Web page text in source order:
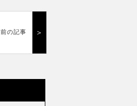
前の記事 ＞